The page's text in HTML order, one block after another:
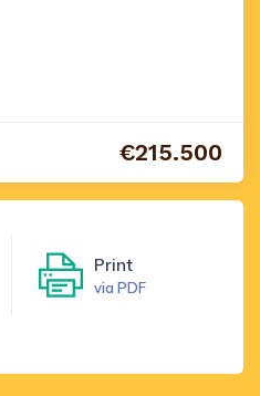
€215.500
Print
via PDF